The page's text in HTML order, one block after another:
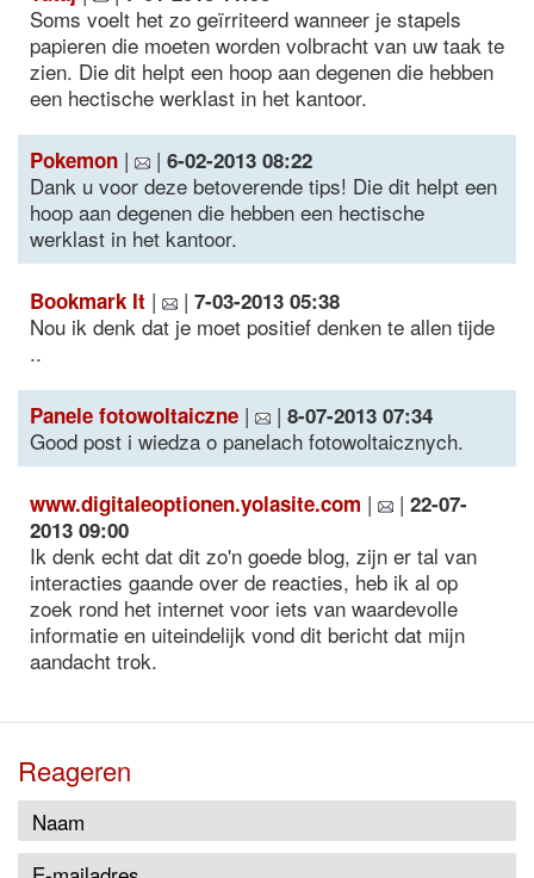
Soms voelt het zo geïrriteerd wanneer je stapels
papieren die moeten worden volbracht van uw taak te
zien. Die dit helpt een hoop aan degenen die hebben
een hectische werklast in het kantoor.
Pokemon | | 6-02-2013 08:22
Dank u voor deze betoverende tips! Die dit helpt een
hoop aan degenen die hebben een hectische
werklast in het kantoor.
Bookmark It | | 7-03-2013 05:38
Nou ik denk dat je moet positief denken te allen tijde
..
Panele fotowoltaiczne | | 8-07-2013 07:34
Good post i wiedza o panelach fotowoltaicznych.
www.digitaleoptionen.yolasite.com | | 22-07-
2013 09:00
Ik denk echt dat dit zo'n goede blog, zijn er tal van
interacties gaande over de reacties, heb ik al op
zoek rond het internet voor iets van waardevolle
informatie en uiteindelijk vond dit bericht dat mijn
aandacht trok.
Reageren